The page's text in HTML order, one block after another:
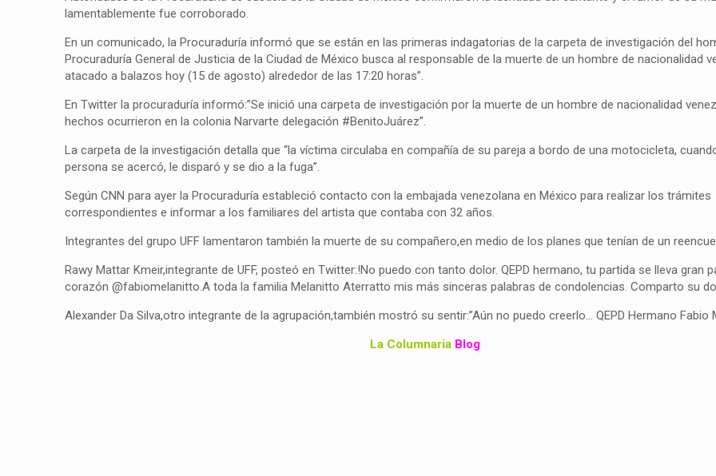
lamentablemente fue corroborado.
En un comunicado, la Procuraduría informó que se están en las primeras indagatorias de la carpeta de investigación del
Procuraduría General de Justicia de la Ciudad de México busca al responsable de la muerte de un hombre de nacionalidad
atacado a balazos hoy (15 de agosto) alrededor de las 17:20 horas”.
En Twitter la procuraduría informó:”Se inició una carpeta de investigación por la muerte de un hombre de nacionalidad
hechos ocurrieron en la colonia Narvarte delegación #BenitoJuárez”.
La carpeta de la investigación detalla que “la víctima circulaba en compañía de su pareja a bordo de una motocicleta,
persona se acercó, le disparó y se dio a la fuga”.
Según CNN para ayer la Procuraduría estableció contacto con la embajada venezolana en México para realizar los trámites
correspondientes e informar a los familiares del artista que contaba con 32 años.
Integrantes del grupo UFF lamentaron también la muerte de su compañero,en medio de los planes que tenían de un
Rawy Mattar Kmeir,integrante de UFF, posteó en Twitter:!No puedo con tanto dolor. QEPD hermano, tu partida se lleva gran
corazón @fabiomelanitto.A toda la familia Melanitto Aterratto mis más sinceras palabras de condolencias. Comparto su
Alexander Da Silva,otro integrante de la agrupación,también mostró su sentir:”Aún no puedo creerlo… QEPD Hermano Fabio
La Columnaria Blog